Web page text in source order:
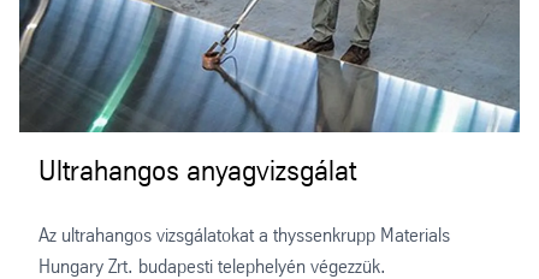
Ultrahangos anyagvizsgálat
Az ultrahangos vizsgálatokat a thyssenkrupp Materials
Hungary Zrt. budapesti telephelyén végezzük.